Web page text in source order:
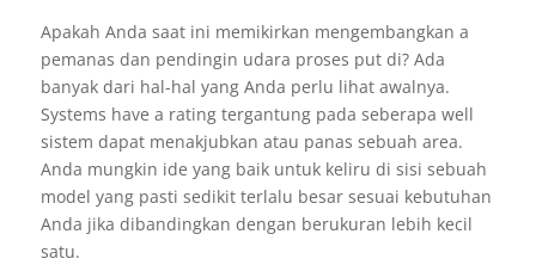
Apakah Anda saat ini memikirkan mengembangkan a
pemanas dan pendingin udara proses put di? Ada
banyak dari hal-hal yang Anda perlu lihat awalnya.
Systems have a rating tergantung pada seberapa well
sistem dapat menakjubkan atau panas sebuah area.
Anda mungkin ide yang baik untuk keliru di sisi sebuah
model yang pasti sedikit terlalu besar sesuai kebutuhan
Anda jika dibandingkan dengan berukuran lebih kecil
satu.